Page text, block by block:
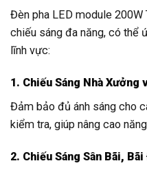
Đèn pha LED module
chiếu sáng đa năng, có thể
lĩnh vực:
1. Chiếu Sáng Nhà Xưởng
Đảm bảo đủ ánh sáng cho
kiểm tra, giúp nâng cao
2. Chiếu Sáng Sân Bãi, Bãi